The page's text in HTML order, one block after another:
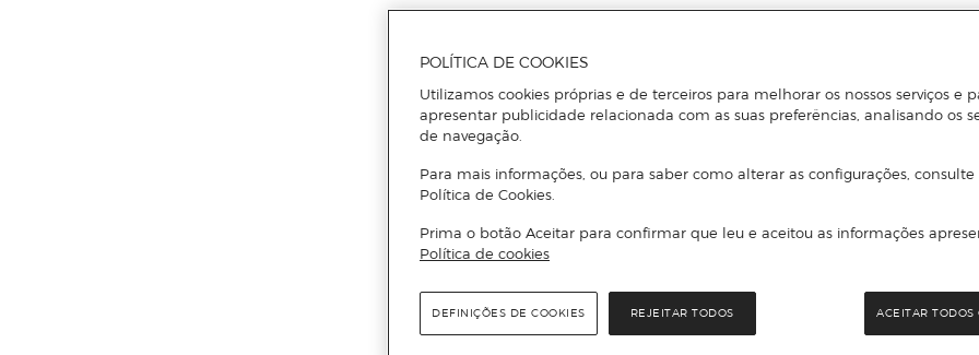
POLÍTICA DE COOKIES
Utilizamos cookies próprias e de terceiros para melhorar os nossos serviços e
apresentar publicidade relacionada com as suas preferências, analisando os
de navegação.
Para mais informações, ou para saber como alterar as configurações, consulte
Política de Cookies.
Prima o botão Aceitar para confirmar que leu e aceitou as informações
Política de cookies
REJEITAR TODOS ACEITAR TODOS
DEFINIÇÕES DE COOKIES